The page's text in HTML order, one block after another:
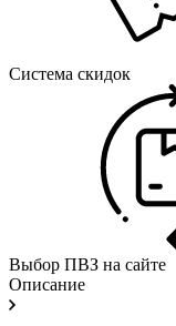
Система скидок
Выбор ПВЗ на сайте
Описание